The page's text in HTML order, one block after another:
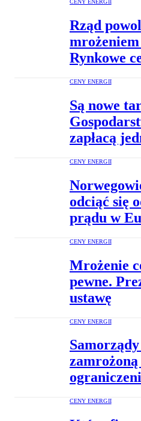
CENY ENERGII
Rząd
Rynkowe
CENY ENERGII
Są nowe
zapłacą
CENY ENERGII
odciąć się
prądu w
CENY ENERGII
Mrożenie
pewne.
ustawę
CENY ENERGII
CENY ENERGII